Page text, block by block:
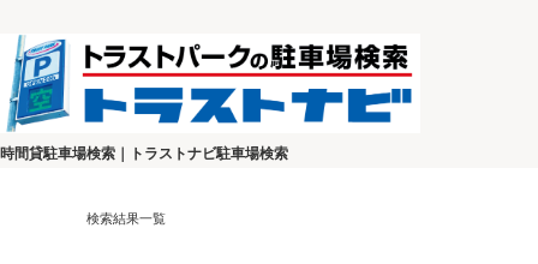
時間貸駐車場検索｜トラストナビ駐車場検索
検索結果一覧